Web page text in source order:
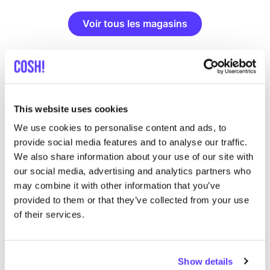
This website uses cookies
We use cookies to personalise content and ads, to
provide social media features and to analyse our traffic.
We also share information about your use of our site with
our social media, advertising and analytics partners who
may combine it with other information that you’ve
provided to them or that they’ve collected from your use
of their services.
Show details
Voir tous les magasins
List